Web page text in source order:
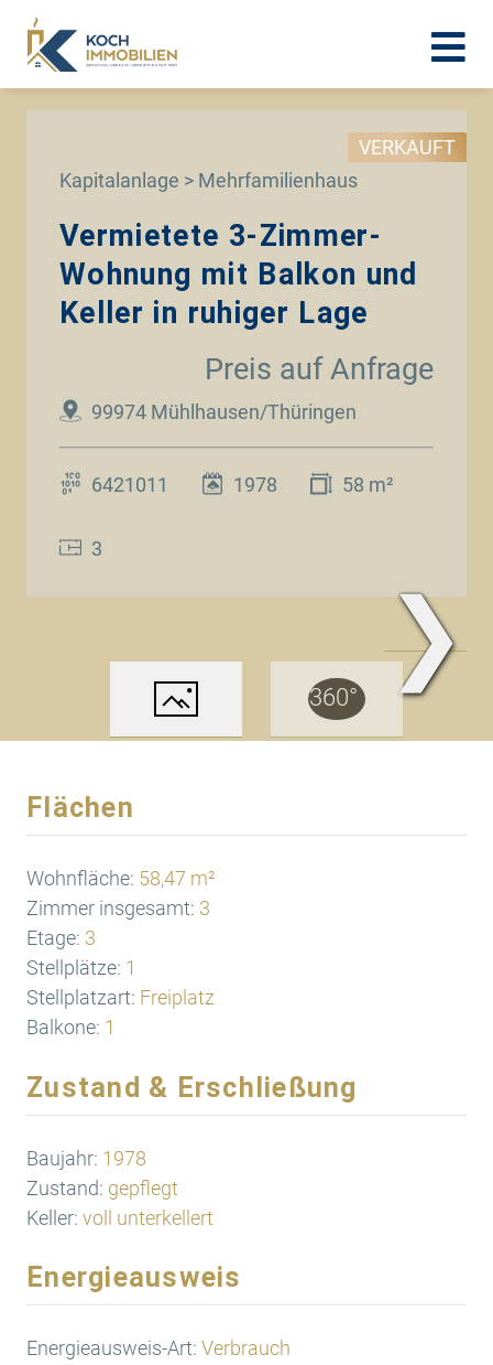
Kapitalanlage > Mehrfamilienhaus
VERKAUFT
Vermietete 3-Zimmer-
Wohnung mit Balkon und
Keller in ruhiger Lage
99974 Mühlhausen/Thüringen
Preis auf Anfrage
6421011 1978 58 m²
3
❯
Flächen
Wohnfläche: 58,47 m²
Zimmer insgesamt: 3
Etage: 3
Stellplätze: 1
Stellplatzart: Freiplatz
Balkone: 1
Zustand & Erschließung
Baujahr: 1978
Zustand: gepflegt
Keller: voll unterkellert
Energieausweis
Energieausweis-Art: Verbrauch